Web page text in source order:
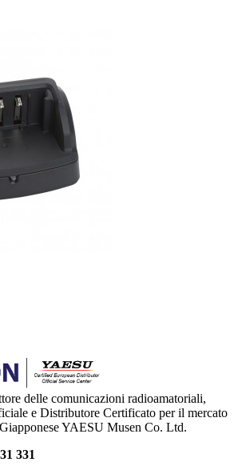
delle comunicazioni radioamatoriali,
e Distributore Certificato per il mercato
YAESU Musen Co. Ltd.
331